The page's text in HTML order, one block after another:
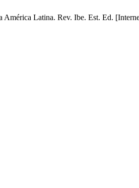
Latina. Rev. Ibe. Est. Ed.